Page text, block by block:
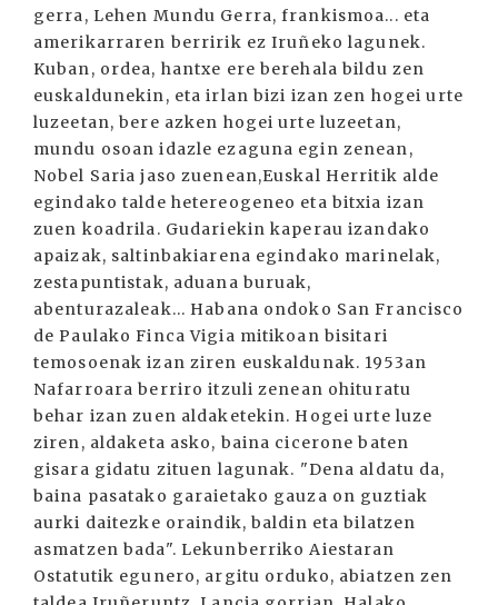
gerra, Lehen Mundu Gerra, frankismoa... eta
amerikarraren berririk ez Iruñeko lagunek.
Kuban, ordea, hantxe ere berehala bildu zen
euskaldunekin, eta irlan bizi izan zen hogei urte
luzeetan, bere azken hogei urte luzeetan,
mundu osoan idazle ezaguna egin zenean,
Nobel Saria jaso zuenean,Euskal Herritik alde
egindako talde hetereogeneo eta bitxia izan
zuen koadrila. Gudariekin kaperau izandako
apaizak, saltinbakiarena egindako marinelak,
zestapuntistak, aduana buruak,
abenturazaleak... Habana ondoko San Francisco
de Paulako Finca Vigia mitikoan bisitari
temosoenak izan ziren euskaldunak. 1953an
Nafarroara berriro itzuli zenean ohituratu
behar izan zuen aldaketekin. Hogei urte luze
ziren, aldaketa asko, baina cicerone baten
gisara gidatu zituen lagunak. "Dena aldatu da,
baina pasatako garaietako gauza on guztiak
aurki daitezke oraindik, baldin eta bilatzen
asmatzen bada". Lekunberriko Aiestaran
Ostatutik egunero, argitu orduko, abiatzen zen